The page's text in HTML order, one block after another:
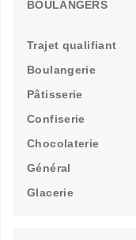
BOULANGERS
Trajet qualifiant
Boulangerie
Pâtisserie
Confiserie
Chocolaterie
Général
Glacerie